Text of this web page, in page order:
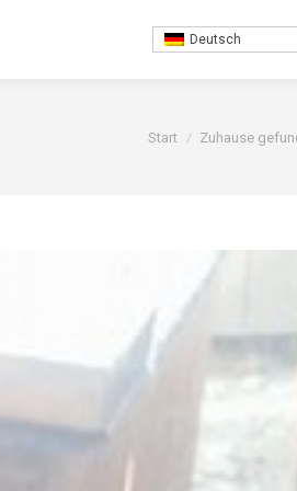
Deutsch
Sie befinden sich
Start Zuhause
Search: